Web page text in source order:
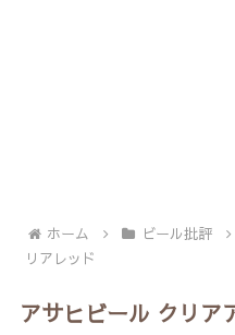
ホーム ビール批評
リアレッド
アサヒビール クリア